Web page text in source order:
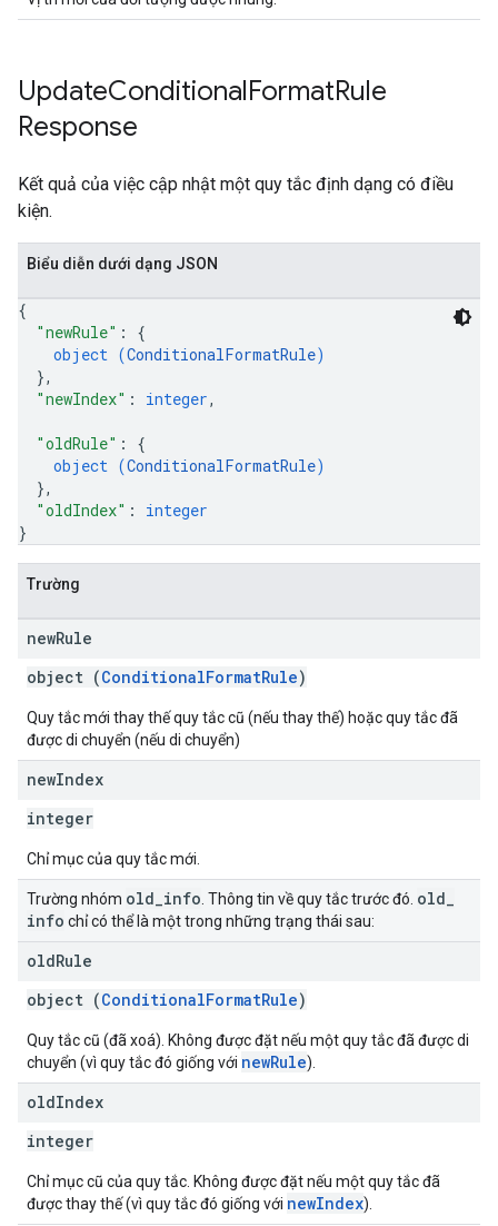
UpdateConditionalFormatRule
Response
Kết quả của việc cập nhật một quy tắc định dạng có điều
kiện.
Biểu diễn dưới dạng JSON
{
"newRule" : {
object (ConditionalFormatRule)
},
"newIndex" : integer,
"oldRule" : {
object (ConditionalFormatRule)
},
"oldIndex" : integer
}
Trường
newRule
object (ConditionalFormatRule)
Quy tắc mới thay thế quy tắc cũ (nếu thay thế) hoặc quy tắc đã
được di chuyển (nếu di chuyển)
newIndex
integer
Chỉ mục của quy tắc mới.
Trường nhóm old info . Thông tin về quy tắc trước đó. old
info chỉ có thể là một trong những trạng thái sau:
oldRule
object (ConditionalFormatRule)
Quy tắc cũ (đã xoá). Không được đặt nếu một quy tắc đã được di
chuyển (vì quy tắc đó giống với newRule).
oldIndex
integer
Chỉ mục cũ của quy tắc. Không được đặt nếu một quy tắc đã
được thay thế (vì quy tắc đó giống với newIndex).